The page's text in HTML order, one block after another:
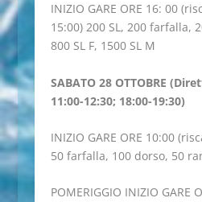
INIZIO GARE ORE 16: 00
15:00) 200 SL, 200 farfalla,
800 SL F, 1500 SL M
SABATO 28 OTTOBRE
11:00-12:30; 18:00-19:30)
INIZIO GARE ORE 10:00
50 farfalla, 100 dorso, 50
POMERIGGIO INIZIO GARE